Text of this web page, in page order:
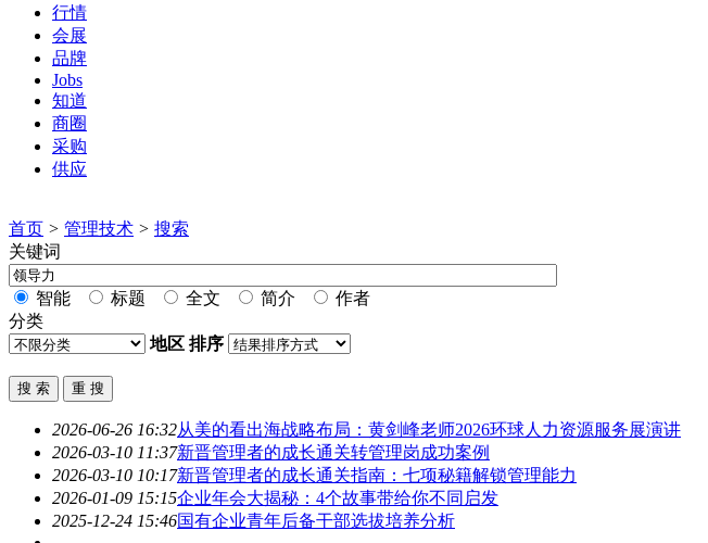
行情
会展
品牌
Jobs
知道
商圈
采购
供应
首页 > 管理技术 > 搜索
关键词
智能 标题 全文 简介
作者
分类
地区 排序
2026-06-26 16:32从美的看出海战略布局：黄剑峰老师2026环球人力资源服务展演讲
2026-03-10 11:37新晋管理者的成长通关转管理岗成功案例
2026-03-10 10:17新晋管理者的成长通关指南：七项秘籍解锁管理能力
2026-01-09 15:15企业年会大揭秘：4个故事带给你不同启发
2025-12-24 15:46国有企业青年后备干部选拔培养分析